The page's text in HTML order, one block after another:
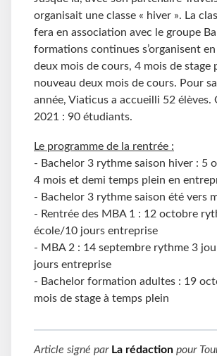
organisait une classe « hiver ». La
fera en association avec le groupe
formations continues s’organisent
deux mois de cours, 4 mois de stage
nouveau deux mois de cours. Pour
année, Viaticus a accueilli 52
2021 : 90 étudiants.
Le programme de la rentrée :
- Bachelor 3 rythme saison hiver : 5
4 mois et demi temps plein en
- Bachelor 3 rythme saison été vers
- Rentrée des MBA 1 : 12 octobre
école/10 jours entreprise
- MBA 2 : 14 septembre rythme 3
jours entreprise
- Bachelor formation adultes : 19
mois de stage à temps plein
Article signé par La rédaction pour